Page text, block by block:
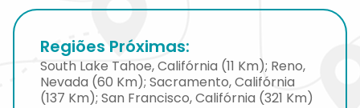
Regiões Próximas:
South Lake Tahoe, Califórnia (11 Km); Reno,
Nevada (60 Km); Sacramento, Califórnia
(137 Km); San Francisco, Califórnia (321 Km)